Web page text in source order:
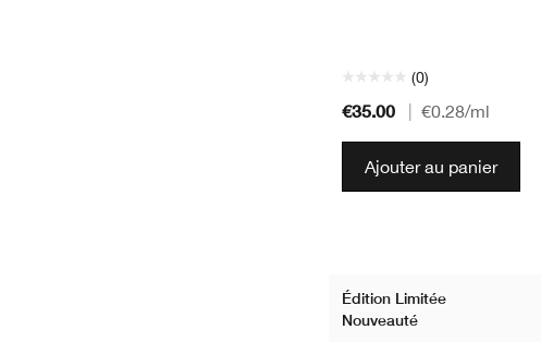
(0)
€35.00 €0.28/ml
Ajouter au panier
Édition Limitée
Nouveauté